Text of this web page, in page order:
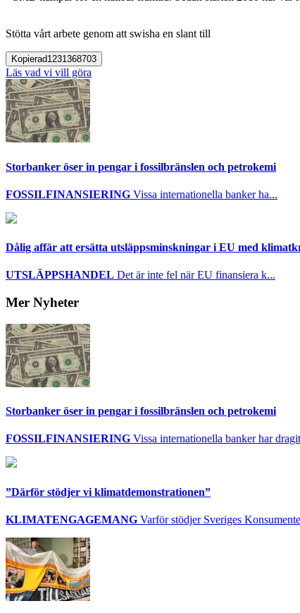
Stötta vårt arbete genom att swisha en slant till
Kopierad1231368703
Läs vad vi vill göra
Storbanker öser in pengar i fossilbränslen och petrokemi
FOSSILFINANSIERING Vissa internationella banker ha...
Dålig affär att ersätta utsläppsminskningar i EU med
UTSLÄPPSHANDEL Det är inte fel när EU finansiera k...
Mer Nyheter
Storbanker öser in pengar i fossilbränslen och petrokemi
FOSSILFINANSIERING Vissa internationella banker har
”Därför stödjer vi klimatdemonstrationen”
KLIMATENGAGEMANG Varför stödjer Sveriges